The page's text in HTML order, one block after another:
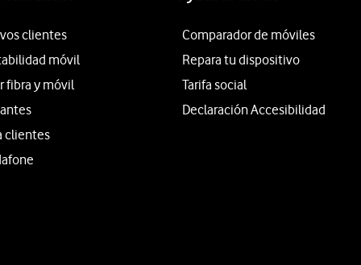
clientes
móvil
fibra y móvil
clientes
Comparador de móviles
Repara tu dispositivo
Tarifa social
Declaración Accesibilidad